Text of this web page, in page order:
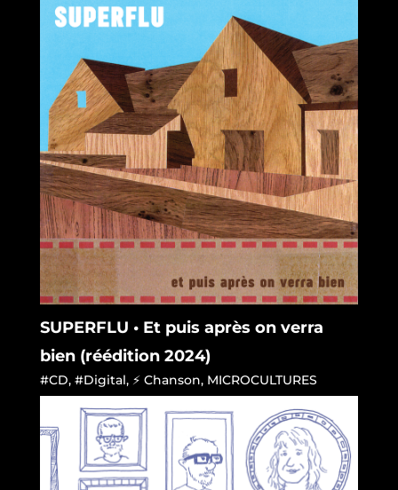
SUPERFLU • Et puis après on verra
bien (réédition 2024)
#CD, #Digital, ⚡ Chanson, MICROCULTURES